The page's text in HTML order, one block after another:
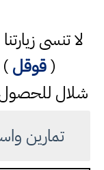
لا تنسى
(قوقل
شلال
تمارين